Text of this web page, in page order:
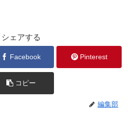
シェアする
Facebook Pinterest
コピー
編集部